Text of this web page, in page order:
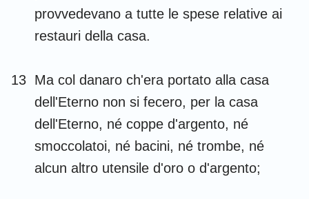
provvedevano a tutte le spese relative ai
restauri della casa.
13 Ma col danaro ch'era portato alla casa
dell'Eterno non si fecero, per la casa
dell'Eterno, né coppe d'argento, né
smoccolatoi, né bacini, né trombe, né
alcun altro utensile d'oro o d'argento;